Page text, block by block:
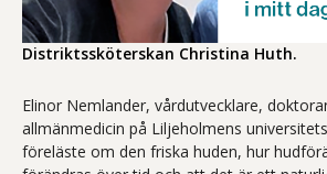
Distriktssköterskan Christina Huth.
Elinor Nemlander, vårdutvecklare,
allmänmedicin på Liljeholmens
föreläste om den friska huden, hur